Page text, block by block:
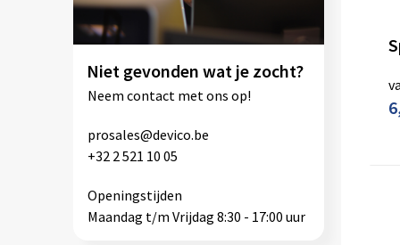
Niet gevonden wat je zocht?
Neem contact met ons op!
prosales@devico.be
+32 2 521 10 05
Openingstijden
Maandag t/m Vrijdag 8:30 - 17:00 uur